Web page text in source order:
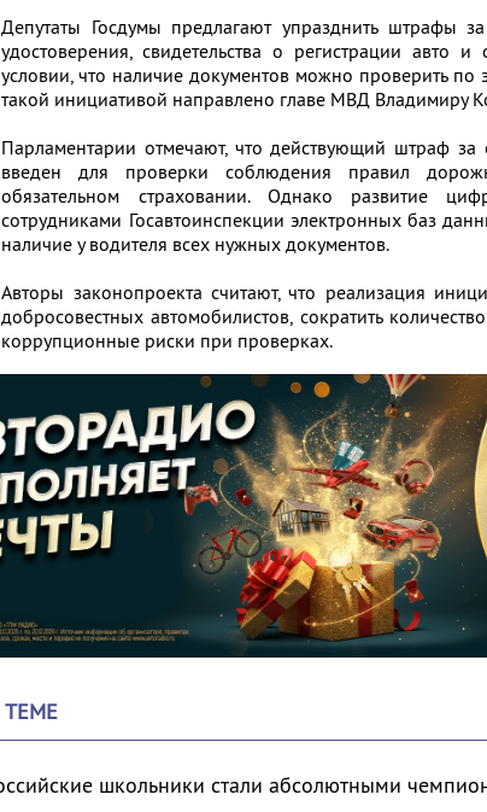
Депутаты Госдумы предлагают упразднить штрафы за
удостоверения, свидетельства о регистрации авто
условии, что наличие документов можно проверить
такой инициативой направлено главе МВД Владимиру
Парламентарии отмечают, что действующий штраф за
введен для проверки соблюдения правил
обязательном страховании. Однако развитие
сотрудниками Госавтоинспекции электронных баз
наличие у водителя всех нужных документов.
Авторы законопроекта считают, что реализация
добросовестных автомобилистов, сократить
коррупционные риски при проверках.
школьники стали абсолютными